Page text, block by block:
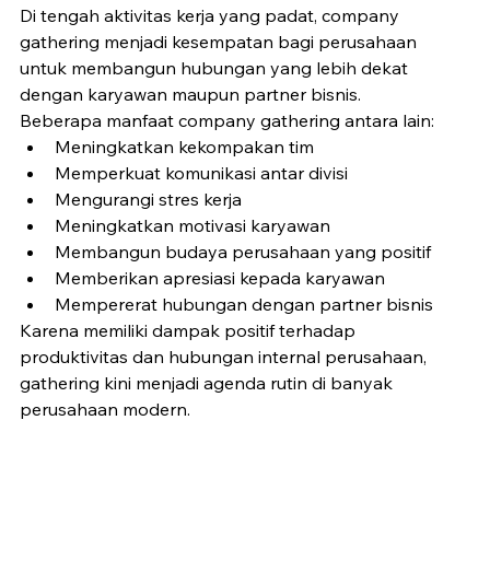
Di tengah aktivitas kerja yang padat, company
gathering menjadi kesempatan bagi perusahaan
untuk membangun hubungan yang lebih dekat
dengan karyawan maupun partner bisnis.
Beberapa manfaat company gathering antara lain:
Meningkatkan kekompakan tim
Memperkuat komunikasi antar divisi
Mengurangi stres kerja
Meningkatkan motivasi karyawan
Membangun budaya perusahaan yang positif
Memberikan apresiasi kepada karyawan
Mempererat hubungan dengan partner bisnis
Karena memiliki dampak positif terhadap
produktivitas dan hubungan internal perusahaan,
gathering kini menjadi agenda rutin di banyak
perusahaan modern.